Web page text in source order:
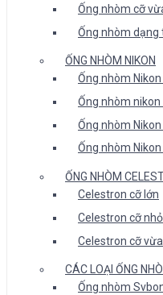
Ống nhòm cỡ
Ống nhòm dạng
ỐNG NHÒM NIKON
Ống nhòm Nikon
Ống nhòm nikon
Ống nhòm
Ống nhòm
ỐNG NHÒM
Celestron cỡ lớn
Celestron cỡ nhỏ
Celestron cỡ vừa
CÁC LOẠI ỐNG
Ống nhòm